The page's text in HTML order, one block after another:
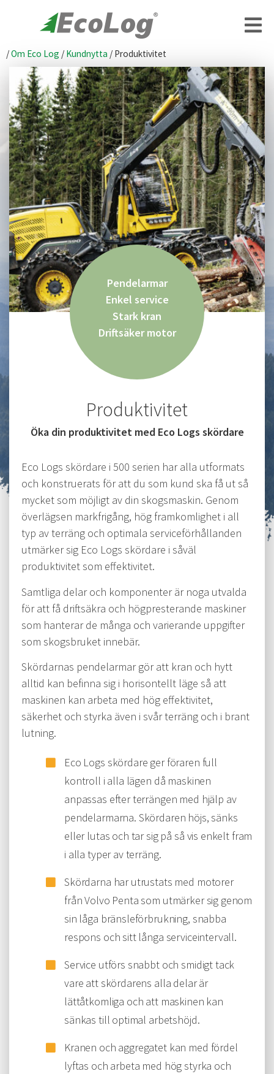
/Om Eco Log / Kundnytta / Produktivitet
Pendelarmar
Enkel service
Stark kran
Driftsäker motor
Produktivitet
Öka din produktivitet med Eco Logs skördare
Eco Logs skördare i 500 serien har alla utformats
och konstruerats för att du som kund ska få ut så
mycket som möjligt av din skogsmaskin. Genom
överlägsen markfrigång, hög framkomlighet i all
typ av terräng och optimala serviceförhållanden
utmärker sig Eco Logs skördare i såväl
produktivitet som effektivitet.
Samtliga delar och komponenter är noga utvalda
för att få driftsäkra och högpresterande maskiner
som hanterar de många och varierande uppgifter
som skogsbruket innebär.
Skördarnas pendelarmar gör att kran och hytt
alltid kan befinna sig i horisontellt läge så att
maskinen kan arbeta med hög effektivitet,
säkerhet och styrka även i svår terräng och i brant
lutning.
Eco Logs skördare ger föraren full
kontroll i alla lägen då maskinen
anpassas efter terrängen med hjälp av
pendelarmarna. Skördaren höjs, sänks
eller lutas och tar sig på så vis enkelt fram
i alla typer av terräng.
Skördarna har utrustats med motorer
från Volvo Penta som utmärker sig genom
sin låga bränsleförbrukning, snabba
respons och sitt långa serviceintervall.
Service utförs snabbt och smidigt tack
vare att skördarens alla delar är
lättåtkomliga och att maskinen kan
sänkas till optimal arbetshöjd.
Kranen och aggregatet kan med fördel
lyftas och arbeta med hög styrka och